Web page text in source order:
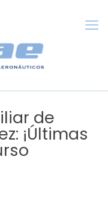
de
¡Últimas